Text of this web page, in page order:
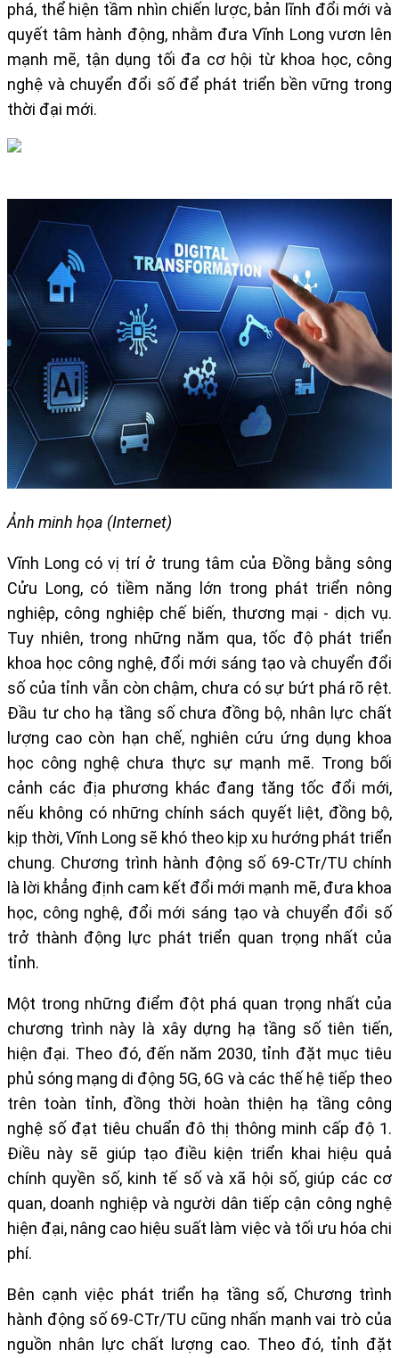
phá, thể hiện tầm nhìn chiến lược, bản lĩnh đổi mới và
quyết tâm hành động, nhằm đưa Vĩnh Long vươn lên
mạnh mẽ, tận dụng tối đa cơ hội từ khoa học, công
nghệ và chuyển đổi số để phát triển bền vững trong
thời đại mới.
Ảnh minh họa (Internet)
Vĩnh Long có vị trí ở trung tâm của Đồng bằng sông
Cửu Long, có tiềm năng lớn trong phát triển nông
nghiệp, công nghiệp chế biến, thương mại - dịch vụ.
Tuy nhiên, trong những năm qua, tốc độ phát triển
khoa học công nghệ, đổi mới sáng tạo và chuyển đổi
số của tỉnh vẫn còn chậm, chưa có sự bứt phá rõ rệt.
Đầu tư cho hạ tầng số chưa đồng bộ, nhân lực chất
lượng cao còn hạn chế, nghiên cứu ứng dụng khoa
học công nghệ chưa thực sự mạnh mẽ. Trong bối
cảnh các địa phương khác đang tăng tốc đổi mới,
nếu không có những chính sách quyết liệt, đồng bộ,
kịp thời, Vĩnh Long sẽ khó theo kịp xu hướng phát triển
chung. Chương trình hành động số 69-CTr/TU chính
là lời khẳng định cam kết đổi mới mạnh mẽ, đưa khoa
học, công nghệ, đổi mới sáng tạo và chuyển đổi số
trở thành động lực phát triển quan trọng nhất của
tỉnh.
Một trong những điểm đột phá quan trọng nhất của
chương trình này là xây dựng hạ tầng số tiên tiến,
hiện đại. Theo đó, đến năm 2030, tỉnh đặt mục tiêu
phủ sóng mạng di động 5G, 6G và các thế hệ tiếp theo
trên toàn tỉnh, đồng thời hoàn thiện hạ tầng công
nghệ số đạt tiêu chuẩn đô thị thông minh cấp độ 1.
Điều này sẽ giúp tạo điều kiện triển khai hiệu quả
chính quyền số, kinh tế số và xã hội số, giúp các cơ
quan, doanh nghiệp và người dân tiếp cận công nghệ
hiện đại, nâng cao hiệu suất làm việc và tối ưu hóa chi
phí.
Bên cạnh việc phát triển hạ tầng số, Chương trình
hành động số 69-CTr/TU cũng nhấn mạnh vai trò của
nguồn nhân lực chất lượng cao. Theo đó, tỉnh đặt